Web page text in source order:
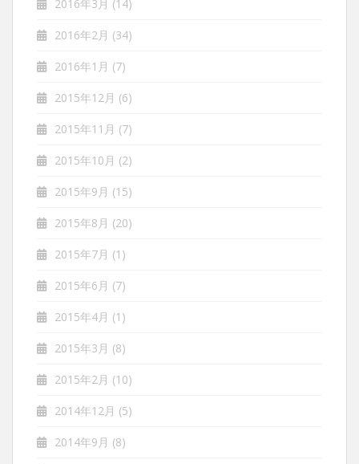
2016年3月 (14)
2016年2月 (34)
2016年1月 (7)
2015年12月 (6)
2015年11月 (7)
2015年10月 (2)
2015年9月 (15)
2015年8月 (20)
2015年7月 (1)
2015年6月 (7)
2015年4月 (1)
2015年3月 (8)
2015年2月 (10)
2014年12月 (5)
2014年9月 (8)